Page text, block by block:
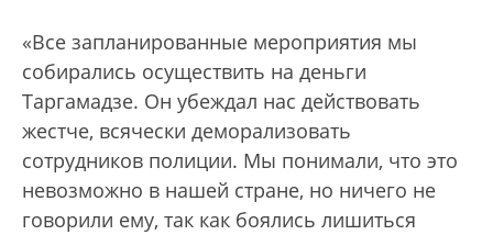
«Все запланированные мероприятия мы
собирались осуществить на деньги
Таргамадзе. Он убеждал нас действовать
жестче, всячески деморализовать
сотрудников полиции. Мы понимали, что это
невозможно в нашей стране, но ничего не
говорили ему, так как боялись лишиться